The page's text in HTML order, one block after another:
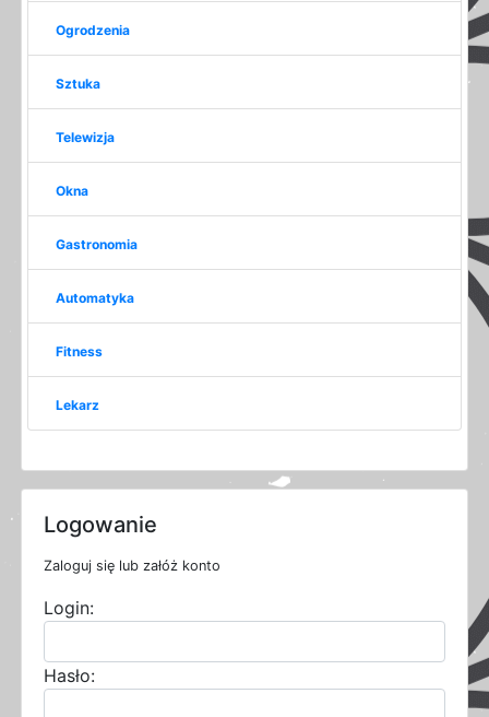
Ogrodzenia
Sztuka
Telewizja
Okna
Gastronomia
Automatyka
Fitness
Lekarz
Logowanie
Zaloguj się lub załóż konto
Login:
Hasło: